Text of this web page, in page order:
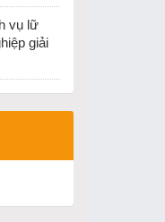
vụ lữ
giải